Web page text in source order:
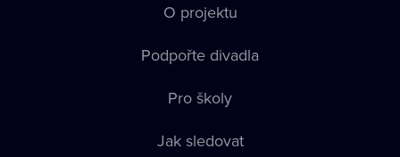
O projektu
Podpořte divadla
Pro školy
Jak sledovat